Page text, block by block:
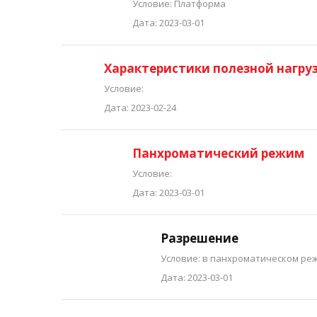
Условие: Платформа
Дата: 2023-03-01
Характеристики полезной
Условие:
Дата: 2023-02-24
Панхроматический режим
Условие:
Дата: 2023-03-01
Разрешение
Условие: в панхроматическом
Дата: 2023-03-01